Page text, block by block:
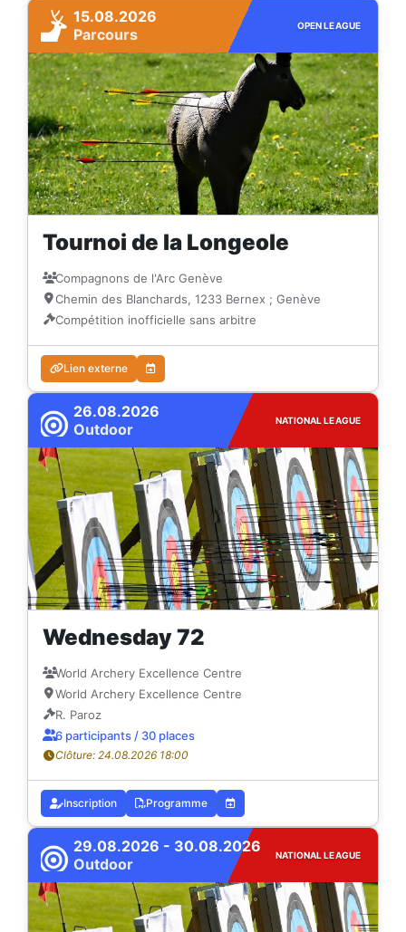
15.08.2026
Parcours
OPEN LEAGUE
Tournoi de la Longeole
Compagnons de l'Arc Genève
Chemin des Blanchards, 1233 Bernex ; Genève
Compétition inofficielle sans arbitre
Lien externe
26.08.2026
Outdoor
NATIONAL LEAGUE
Wednesday 72
World Archery Excellence Centre
World Archery Excellence Centre
R. Paroz
6 participants / 30 places
Clôture: 24.08.2026 18:00
Inscription Programme
29.08.2026 - 30.08.2026
Outdoor
NATIONAL LEAGUE